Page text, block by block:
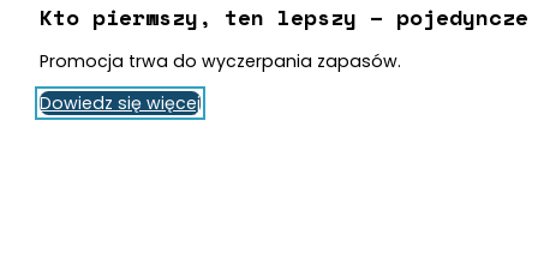
Kto pierwszy, ten lepszy –
Promocja trwa do wyczerpania zapasów.
Dowiedz się więcej